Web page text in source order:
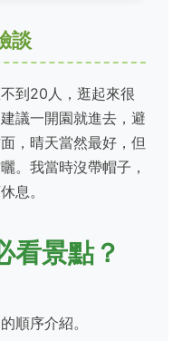
談
到20人，逛起來很
議一開園就進去，避
，晴天當然最好，但
。我當時沒帶帽子，
息。
看景點？
順序介紹。